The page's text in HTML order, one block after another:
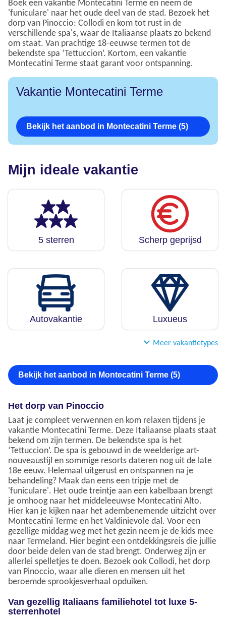
Boek een vakantie Montecatini Terme en neem de
'funiculare' naar het oude deel van de stad. Bezoek het
dorp van Pinoccio: Collodi en kom tot rust in de
verschillende spa's, waar de Italiaanse plaats zo bekend
om staat. Van prachtige 18-eeuwse termen tot de
bekendste spa ‘Tettuccion’. Kortom, een vakantie
Montecatini Terme staat garant voor ontspanning.
Vakantie Montecatini Terme
Bekijk het aanbod in Montecatini Terme (5)
Mijn ideale vakantie
5 sterren Scherp geprijsd
Autovakantie Luxueus
Meer vakantietypes
Bekijk het aanbod in Montecatini Terme (5)
Het dorp van Pinoccio
Laat je compleet verwennen en kom relaxen tijdens je
vakantie Montecatini Terme. Deze Italiaanse plaats staat
bekend om zijn termen. De bekendste spa is het
‘Tettuccion’. De spa is gebouwd in de weelderige art-
nouveaustijl en sommige resorts dateren nog uit de late
18e eeuw. Helemaal uitgerust en ontspannen na je
behandeling? Maak dan eens een tripje met de
'funiculare'. Het oude treintje aan een kabelbaan brengt
je omhoog naar het middeleeuwse Montecatini Alto.
Hier kan je kijken naar het adembenemende uitzicht over
Montecatini Terme en het Valdinievole dal. Voor een
gezellige middag weg met het gezin neem je de kids mee
naar Termeland. Hier begint een ontdekkingsreis die jullie
door beide delen van de stad brengt. Onderweg zijn er
allerlei spelletjes te doen. Bezoek ook Collodi, het dorp
van Pinoccio, waar alle dieren en mensen uit het
beroemde sprookjesverhaal opduiken.
Van gezellig Italiaans familiehotel tot luxe 5-
sterrenhotel